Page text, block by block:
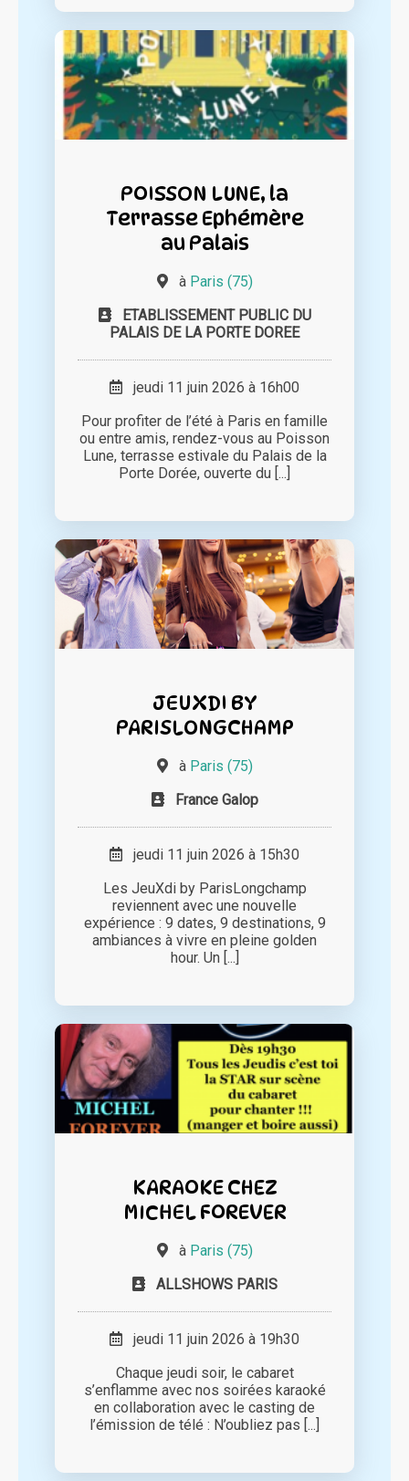
POISSON LUNE, la
Terrasse Ephémère
au Palais
à Paris (75)
ETABLISSEMENT PUBLIC DU
PALAIS DE LA PORTE DOREE
jeudi 11 juin 2026 à 16h00
Pour profiter de l’été à Paris en famille
ou entre amis, rendez-vous au Poisson
Lune, terrasse estivale du Palais de la
Porte Dorée, ouverte du [...]
JEUXDI BY
PARISLONGCHAMP
à Paris (75)
France Galop
jeudi 11 juin 2026 à 15h30
Les JeuXdi by ParisLongchamp
reviennent avec une nouvelle
expérience : 9 dates, 9 destinations, 9
ambiances à vivre en pleine golden
hour. Un [...]
KARAOKE CHEZ
MICHEL FOREVER
à Paris (75)
ALLSHOWS PARIS
jeudi 11 juin 2026 à 19h30
Chaque jeudi soir, le cabaret
s’enflamme avec nos soirées karaoké
en collaboration avec le casting de
l’émission de télé : N’oubliez pas [...]